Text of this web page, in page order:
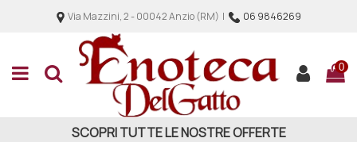
Via Mazzini, 2 - 00042 Anzio (RM) | 06 9846269
0
SCOPRI TUTTE LE NOSTRE OFFERTE